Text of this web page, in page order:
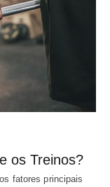
os Treinos?
fatores principais